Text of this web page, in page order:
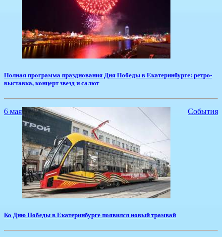
Полная программа празднования Дня Победы в Екатеринбурге: ретро-
выставка, концерт звезд и салют
6 мая События
Ко Дню Победы в Екатеринбурге появился новый трамвай